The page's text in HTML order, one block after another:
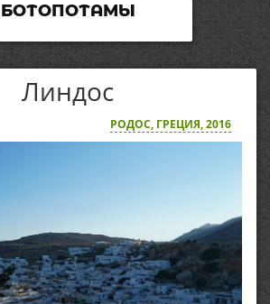
БОТОПОТАМЫ
Линдос
РОДОС, ГРЕЦИЯ, 2016